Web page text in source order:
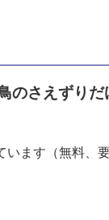
のさえずり
います（無料、